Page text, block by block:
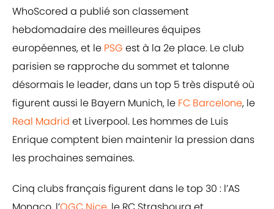
WhoScored a publié son classement
hebdomadaire des meilleures équipes
européennes, et le PSG est à la 2e place. Le club
parisien se rapproche du sommet et talonne
désormais le leader, dans un top 5 très disputé où
figurent aussi le Bayern Munich, le FC Barcelone, le
Real Madrid et Liverpool. Les hommes de Luis
Enrique comptent bien maintenir la pression dans
les prochaines semaines.
Cinq clubs français figurent dans le top 30 : l’AS